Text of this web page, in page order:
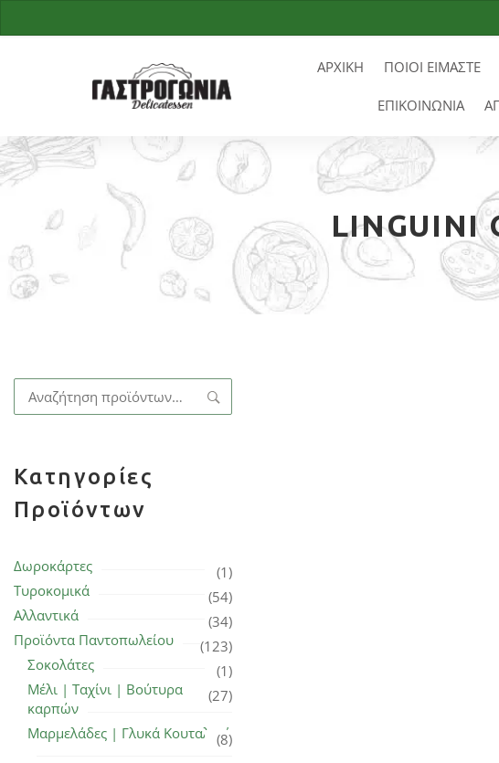
ΑΡΧΙΚΗ ΠΟΙΟΙ ΕΙΜΑΣΤΕ
ΕΠΙΚΟΙΝΩΝΙΑ
LINGUINI
Αναζήτηση
για:
Κατηγορίες
Προϊόντων
Δωροκάρτες
(1)
Τυροκομικά
(54)
Αλλαντικά
(34)
Προϊόντα Παντοπωλείου
(123)
Σοκολάτες
(1)
Μέλι | Ταχίνι | Βούτυρα
καρπών
(27)
Μαρμελάδες | Γλυκά Κουταλιού
(8)